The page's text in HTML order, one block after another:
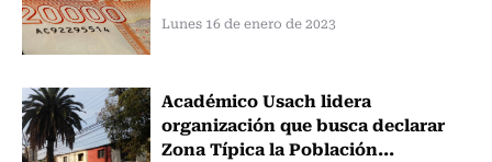
Lunes 16 de enero de 2023
Académico Usach lidera
organización que busca declarar
Zona Típica la Población...